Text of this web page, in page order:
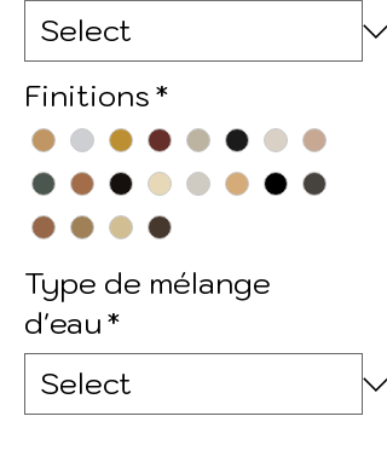
Finitions*
Type de mélange
d'eau*